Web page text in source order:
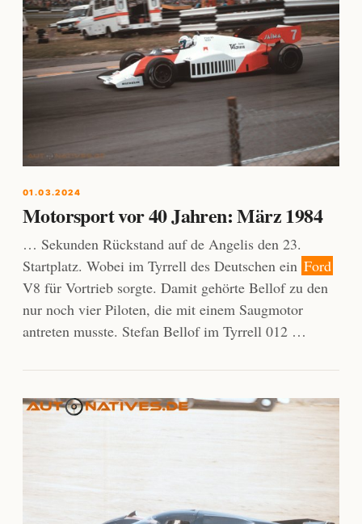
01.03.2024
Motorsport vor 40 Jahren: März 1984
… Sekunden Rückstand auf de Angelis den 23.
Startplatz. Wobei im Tyrrell des Deutschen ein Ford
V8 für Vortrieb sorgte. Damit gehörte Bellof zu den
nur noch vier Piloten, die mit einem Saugmotor
antreten musste. Stefan Bellof im Tyrrell 012 …